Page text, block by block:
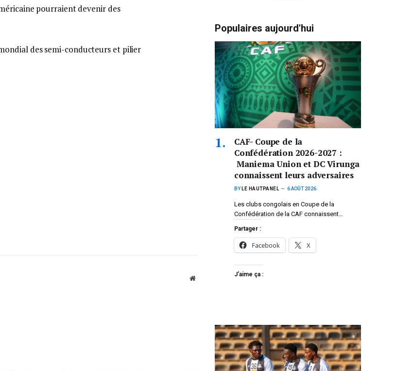
pourraient devenir des
des semi-conducteurs et pilier
Website
Populaires aujourd'hui
CAF- Coupe de la
Confédération 2026-2027 :
Maniema Union et DC Virunga
connaissent leurs adversaires
BY LE HAUTPANEL 6 AOÛT 2026
Les clubs congolais en Coupe de la
Confédération de la CAF connaissent…
Partager :
Facebook X
J’aime ça :